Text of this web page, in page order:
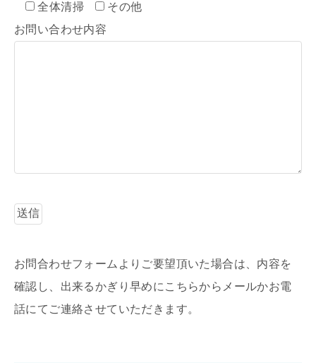
全体清掃
その他
お問い合わせ内容
お問合わせフォームよりご要望頂いた場合は、内容を
確認し、出来るかぎり早めにこちらからメールかお電
話にてご連絡させていただきます。